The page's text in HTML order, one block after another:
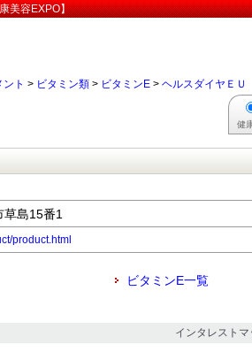
美容EXPO】
ト > ビタミン類 > ビタミンE > ヘルスダイヤＥＵ
健
島15番1
product.html
ビタミンE一覧
インタレストマ